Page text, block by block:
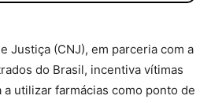
Justiça (CNJ), em parceria com a
do Brasil, incentiva vítimas
utilizar farmácias como ponto de